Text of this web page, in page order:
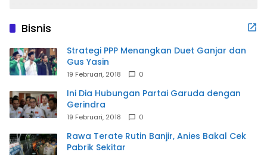
Bisnis
Strategi PPP Menangkan Duet Ganjar dan
Gus Yasin
19 Februari, 2018 0
Ini Dia Hubungan Partai Garuda dengan
Gerindra
19 Februari, 2018 0
Rawa Terate Rutin Banjir, Anies Bakal Cek
Pabrik Sekitar